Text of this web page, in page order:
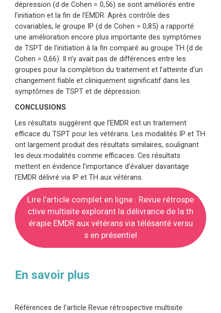
dépression (d de Cohen = 0,56) se sont améliorés entre
l’initiation et la fin de l’EMDR. Après contrôle des
covariables, le groupe IP (d de Cohen = 0,85) a rapporté
une amélioration encore plus importante des symptômes
de TSPT de l’initiation à la fin comparé au groupe TH (d de
Cohen = 0,66). Il n’y avait pas de différences entre les
groupes pour la complétion du traitement et l’atteinte d’un
changement fiable et cliniquement significatif dans les
symptômes de TSPT et de dépression.
CONCLUSIONS
Les résultats suggèrent que l’EMDR est un traitement
efficace du TSPT pour les vétérans. Les modalités IP et TH
ont largement produit des résultats similaires, soulignant
les deux modalités comme efficaces. Ces résultats
mettent en évidence l’importance d’évaluer davantage
l’EMDR délivré via IP et TH aux vétérans.
Lire l’article complet en ligne : Revue rétrospe
ctive multisite explorant la délivrance de la th
érapie EMDR aux vétérans via télésanté versu
s en présentiel
En savoir plus
Références de l’article Revue rétrospective multisite